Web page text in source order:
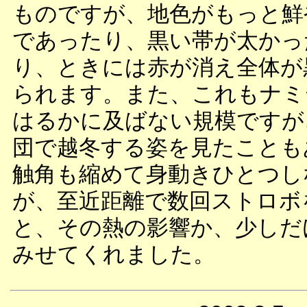
ものですが、地色がもっと
であったり、黒い帯が太か
り、ときには赤が消え全体
られます。また、これもナ
はるかに及ばない規模です
団で越冬する姿を見たこと
触角も縮めて身動きひとつ
が、至近距離で数回ストロ
と、その熱の影響か、少し
みせてくれました。